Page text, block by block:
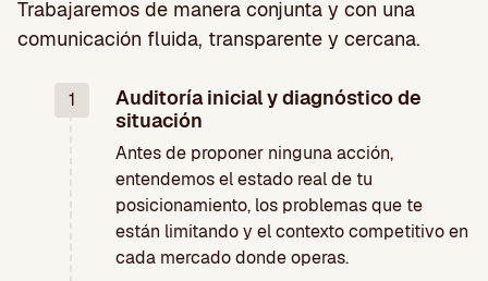
Trabajaremos de manera conjunta y con una
comunicación fluida, transparente y cercana.
1
Auditoría inicial y diagnóstico de
situación
Antes de proponer ninguna acción,
entendemos el estado real de tu
posicionamiento, los problemas que te
están limitando y el contexto competitivo en
cada mercado donde operas.